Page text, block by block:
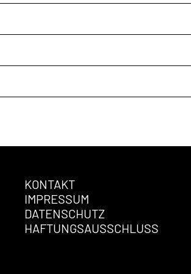
KONTAKT
IMPRESSUM
DATENSCHUTZ
HAFTUNGSAUSSCHLUSS